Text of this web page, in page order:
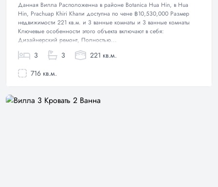
Данная Вилла Расположенна в районе Botanica Hua Hin, в Hua
Hin, Prachuap Khiri Khanи доступна по чене ฿10,530,000 Размер
недвижимости 221 кв.м. и 3 ванные комнаты и 3 ванные комнаты
Ключевые особенности этого объекта включают в себя:
Дизайнерский ремонт, Полностью...
3 3
221 кв.м.
716 кв.м.